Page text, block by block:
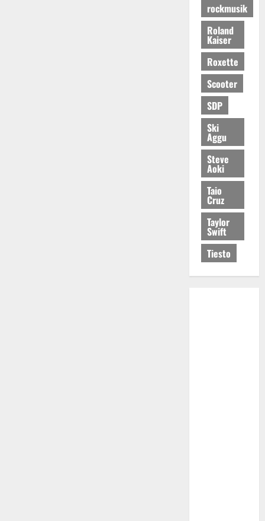
rockmusik
Roland
Kaiser
Roxette
Scooter
SDP
Ski
Aggu
Steve
Aoki
Taio
Cruz
Taylor
Swift
Tiesto